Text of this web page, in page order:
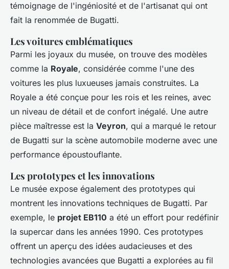
témoignage de l'ingéniosité et de l'artisanat qui ont
fait la renommée de Bugatti.
Les voitures emblématiques
Parmi les joyaux du musée, on trouve des modèles
comme la Royale, considérée comme l'une des
voitures les plus luxueuses jamais construites. La
Royale a été conçue pour les rois et les reines, avec
un niveau de détail et de confort inégalé. Une autre
pièce maîtresse est la Veyron, qui a marqué le retour
de Bugatti sur la scène automobile moderne avec une
performance époustouflante.
Les prototypes et les innovations
Le musée expose également des prototypes qui
montrent les innovations techniques de Bugatti. Par
exemple, le projet EB110 a été un effort pour redéfinir
la supercar dans les années 1990. Ces prototypes
offrent un aperçu des idées audacieuses et des
technologies avancées que Bugatti a explorées au fil